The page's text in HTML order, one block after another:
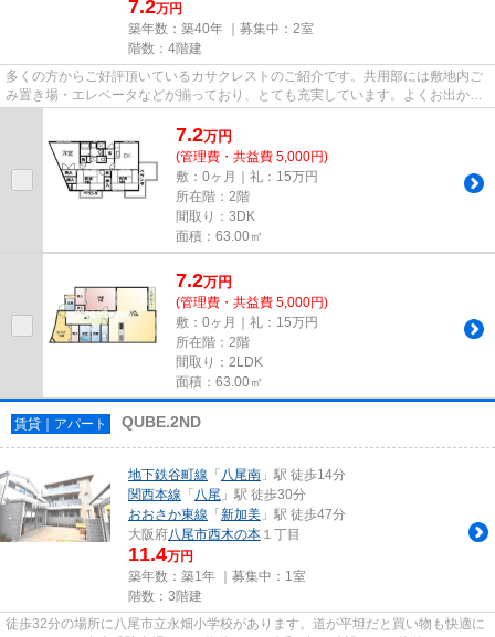
7.2万円
築年数：築40年 ｜募集中： 2室
階数：4階建
多くの方からご好評頂いているカサクレストのご紹介です。共用部には敷地内ご
み置き場・エレベータなどが揃っており、とても充実しています。よくお出かけ
をする方にも便利な、2駅利用...
7.2万円
(管理費・共益費 5,000円)
敷：0ヶ月｜礼：15万円
所在階：2階
間取り：3DK
面積：63.00㎡
7.2万円
(管理費・共益費 5,000円)
敷：0ヶ月｜礼：15万円
所在階：2階
間取り：2LDK
面積：63.00㎡
賃貸｜アパート QUBE.2ND
地下鉄谷町線 「 八尾南 」駅 徒歩14分
関西本線 「 八尾 」駅 徒歩30分
おおさか東線 「新加美 」駅 徒歩47分
大阪府八尾市西木の本 １丁目
11.4万円
築年数：築1年 ｜募集中： 1室
階数：3階建
徒歩32分の場所に八尾市立永畑小学校があります。道が平坦だと買い物も快適に